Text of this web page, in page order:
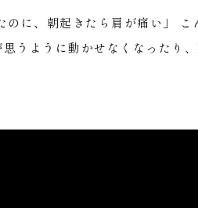
型圧力波治療
に、朝起きたら肩が痛い」 こ
思うように動かせなくなったり